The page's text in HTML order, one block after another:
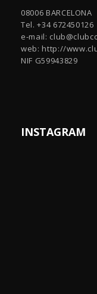
08006 BARCELONA
Tel. +34 672450126
e-mail:
web: http://
NIF G59943829
INSTAGRAM